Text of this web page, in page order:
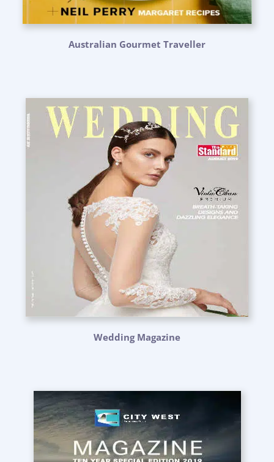
Australian Gourmet Traveller
Wedding Magazine